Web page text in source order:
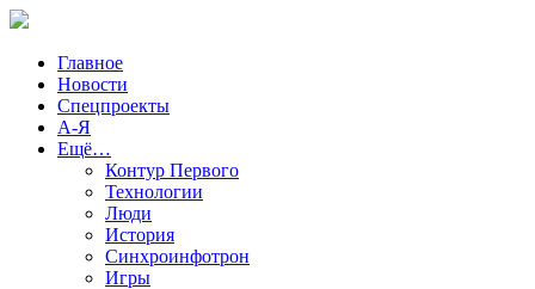
Главное
Новости
Спецпроекты
А-Я
Ещё…
Контур Первого
Технологии
Люди
История
Синхроинфотрон
Игры